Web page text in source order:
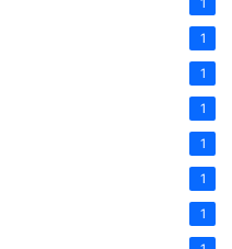
1
1
1
1
1
1
1